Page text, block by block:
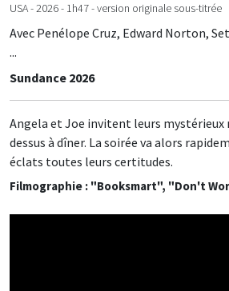
USA - 2026 - 1h47 - version originale sous-titrée
Avec Penélope Cruz, Edward Norton,
...
Sundance 2026
Angela et Joe invitent leurs mystérieux
dessus à dîner. La soirée va alors
éclats toutes leurs certitudes.
Filmographie : "Booksmart", "Don't